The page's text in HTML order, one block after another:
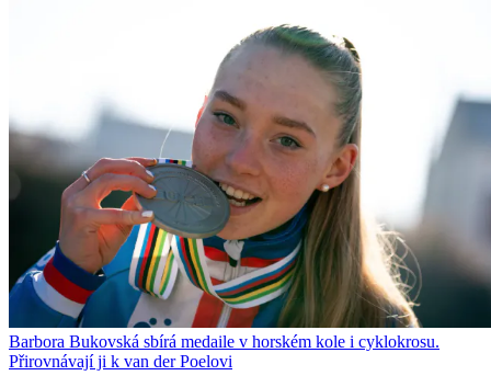
Barbora Bukovská sbírá medaile v horském kole i cyklokrosu.
Přirovnávají ji k van der Poelovi